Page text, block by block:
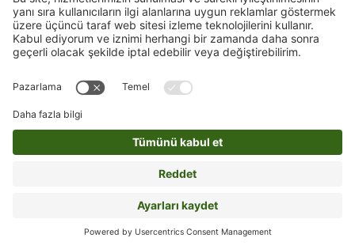
Sosyal Medya
Hero Global
Copyright © Hero 2026